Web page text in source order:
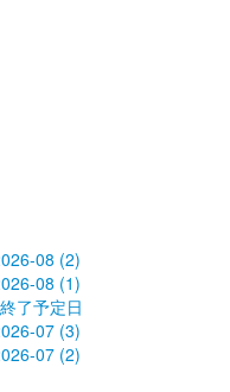
08 (2)
08 (1)
了予定日
07 (3)
07 (2)